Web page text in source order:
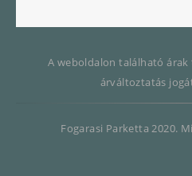
A weboldalon található árak
árváltoztatás
Fogarasi Parketta 2020.